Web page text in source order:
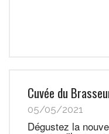
Cuvée du
05/05/2021
Dégustez la